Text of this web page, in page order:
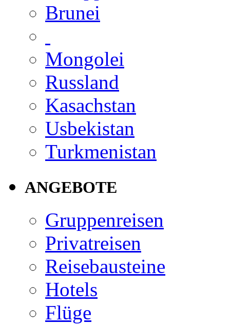
Brunei
Mongolei
Russland
Kasachstan
Usbekistan
Turkmenistan
ANGEBOTE
Gruppenreisen
Privatreisen
Reisebausteine
Hotels
Flüge